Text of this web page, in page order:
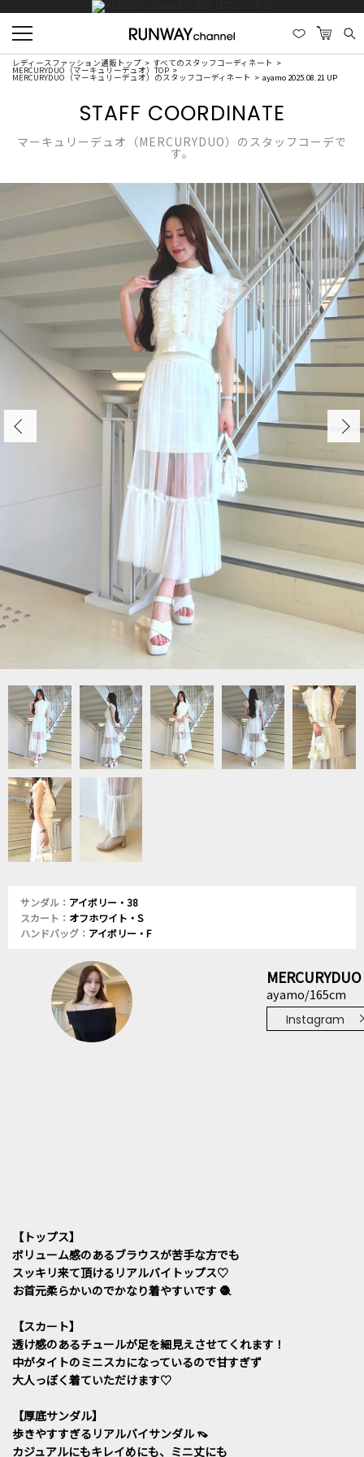
レディースファッション通販トップ すべてのスタッフコーディネート
MERCURYDUO（マーキュリーデュオ）TOP
MERCURYDUO（マーキュリーデュオ）のスタッフコーディネート ayamo 2025.08.21 UP
STAFF COORDINATE
マーキュリーデュオ（MERCURYDUO）のスタッフコーデで
す。
サンダル： アイボリー・38
スカート： オフホワイト・S
ハンドバッグ： アイボリー・F
MERCURYDUO
ayamo/165cm
Instagram
【トップス】
ボリューム感のあるブラウスが苦手な方でも
スッキリ来て頂けるリアルバイトップス♡
お首元柔らかいのでかなり着やすいです 🧶
【スカート】
透け感のあるチュールが足を細見えさせてくれます！
中がタイトのミニスカになっているので甘すぎず
大人っぽく着ていただけます♡
【厚底サンダル】
歩きやすすぎるリアルバイサンダル 👡
カジュアルにもキレイめにも、ミニ丈にも